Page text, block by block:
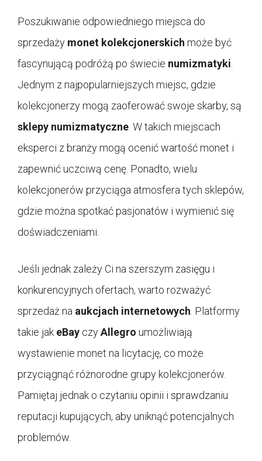
Poszukiwanie odpowiedniego miejsca do
sprzedaży monet kolekcjonerskich może być
fascynującą podróżą po świecie numizmatyki
Jednym z najpopularniejszych miejsc, gdzie
kolekcjonerzy mogą zaoferować swoje skarby, są
sklepy numizmatyczne . W takich miejscach
eksperci z branży mogą ocenić wartość monet i
zapewnić uczciwą cenę. Ponadto, wielu
kolekcjonerów przyciąga atmosfera tych sklepów,
gdzie można spotkać pasjonatów i wymienić się
doświadczeniami.
Jeśli jednak zależy Ci na szerszym zasięgu i
konkurencyjnych ofertach, warto rozważyć
sprzedaż na aukcjach internetowych . Platformy
takie jak eBay czyAllegro umożliwiają
wystawienie monet na licytację, co może
przyciągnąć różnorodne grupy kolekcjonerów.
Pamiętaj jednak o czytaniu opinii i sprawdzaniu
reputacji kupujących, aby uniknąć potencjalnych
problemów.